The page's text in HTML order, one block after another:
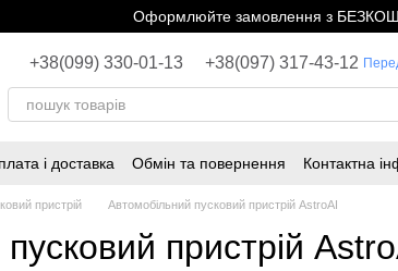
Оформлюйте замовлення з
+38(099) 330-01-13 +38(097) 317-43-12
і доставка Обмін та повернення Контактна
пристрій Автомобільний пусковий пристрій AstroAI
пристрій